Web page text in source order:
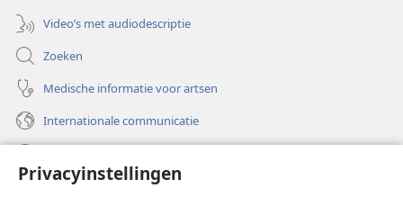
Privacyinstellingen
Video’s met audiodescriptie
Zoeken
Medische informatie voor artsen
Internationale communicatie